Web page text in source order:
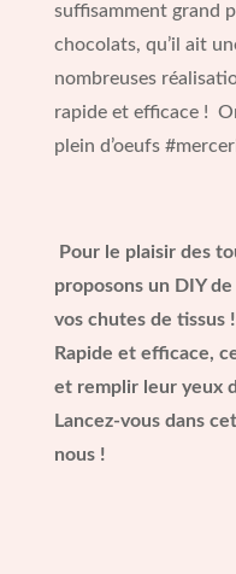
suffisamment grand
chocolats, qu’il ait
nombreuses
rapide et efficace !
plein d’oeufs
Pour le plaisir des
proposons un DIY
vos chutes de tissus !
Rapide et efficace,
et remplir leur yeux
Lancez-vous dans
nous !